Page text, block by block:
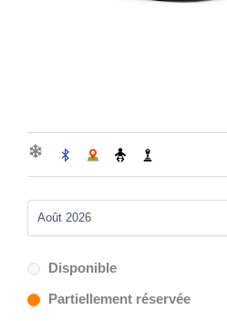
Disponible
Partiellement réservée